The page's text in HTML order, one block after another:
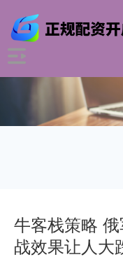
牛客栈策略 俄
战效果让人大